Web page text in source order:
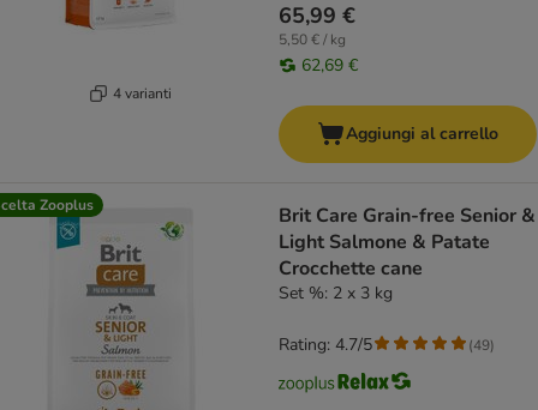
4 varianti
65,99 €
5,50 € / kg
62,69 €
Aggiungi al carrello
Zooplus
Brit Care Grain-free Senior &
Light Salmone & Patate
Crocchette cane
Set %: 2 x 3 kg
Rating: 4.7/5 (49)